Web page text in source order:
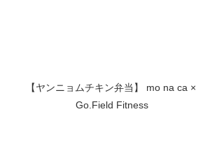
【ヤンニョムチキン弁当】 mo na ca ×
Go.Field Fitness